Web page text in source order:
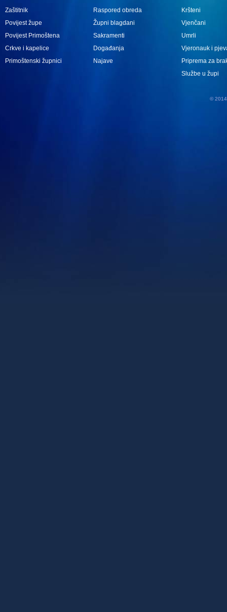
Zaštitnik
Povijest župe
Povijest Primoštena
Crkve i kapelice
Primoštenski župnici
Raspored obreda
Župni blagdani
Sakramenti
Događanja
Najave
Kršteni
Vjenčani
Umrli
Vjeronauk i
Priprema za
Službe u župi
© 2014